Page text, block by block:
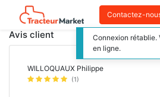
Contactez-
Avis client
WILLOQUAUX Philippe
(1)
Connexion rétablie.
en ligne.